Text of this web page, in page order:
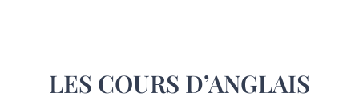
LES COURS D’ANGLAIS